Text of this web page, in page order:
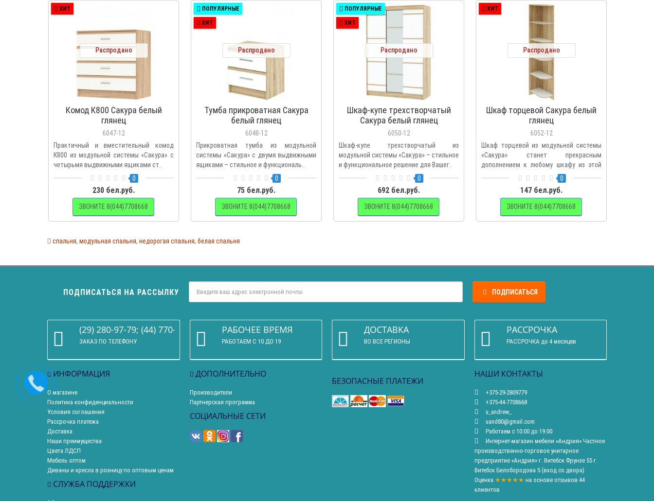
ХИТ
Распродано
Комод К800 Сакура белый
глянец
6047-12
Практичный и вместительный комод
К800 из модульной системы «Сакура» с
четырьмя выдвижными ящиками ст..
0
230 бел.руб.
ЗВОНИТЕ 8(044)7708668
ПОПУЛЯРНЫЕ
ХИТ
Распродано
Тумба прикроватная Сакура
белый глянец
6048-12
Прикроватная тумба из модульной
системы «Сакура» с двумя выдвижными
ящиками – стильное и функциональ..
0
75 бел.руб.
ЗВОНИТЕ 8(044)7708668
ПОПУЛЯРНЫЕ
ХИТ
Распродано
Шкаф-купе трехстворчатый
Сакура белый глянец
6050-12
Шкаф-купе трехстворчатый из
модульной системы «Сакура» – стильное
и функциональное решение для Вашег..
0
692 бел.руб.
ЗВОНИТЕ 8(044)7708668
ХИТ
Распродано
Шкаф торцевой Сакура белый
глянец
6052-12
Шкаф торцевой из модульной системы
«Сакура» станет прекрасным
дополнением к любому шкафу из этой
0
147 бел.руб.
ЗВОНИТЕ 8(044)7708668
спальня, модульная спальня, недорогая спальня, белая спальня
ПОДПИСАТЬСЯ НА РАССЫЛКУ ПОДПИСАТЬСЯ
(29) 280-97-79; (44) 770-86-68
ЗАКАЗ ПО ТЕЛЕФОНУ
РАБОЧЕЕ ВРЕМЯ
РАБОТАЕМ С 10 ДО 19
ДОСТАВКА
ВО ВСЕ РЕГИОНЫ
РАССРОЧКА
РАССРОЧКА до 4 месяцев
ИНФОРМАЦИЯ
О магазине
Политика конфиденциальности
Условия соглашения
Рассрочка платежа
Доставка
Наши преимущества
Цвета ЛДСП
Мебель оптом
Диваны и кресла в розницу по оптовым ценам
СЛУЖБА ПОДДЕРЖКИ
ДОПОЛНИТЕЛЬНО
Производители
Партнерская программа
СОЦИАЛЬНЫЕ СЕТИ
БЕЗОПАСНЫЕ ПЛАТЕЖИ
НАШИ КОНТАКТЫ
+375-29-2809779
+375-44-7708668
u_andrew_
uand80@gmail.com
Работаем с 10:00 до 19:00
Интернет-магазин мебели «Андрия» Частное
производственно-торговое унитарное
предприятие «Андрия» г. Витебск Фрунзе 55 г.
Витебск Белобородова 5 (вход со двора)
Оценка ★★★★★ на основе отзывов 44
клиентов